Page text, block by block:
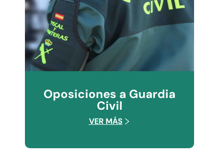
Oposiciones a Guardia
Civil
VER MÁS